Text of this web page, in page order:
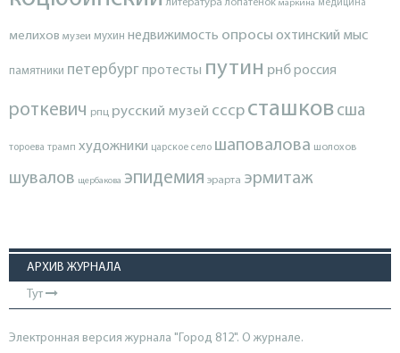
литература лопатенок маркина медицина
мелихов музеи мухин недвижимость опросы охтинский мыс
памятники петербургпротесты путин рнброссия
роткевич рпц русский музей ссср сташков сша
тороева трамп художники царское село шаповалова шолохов
шувалов щербакова эпидемия эрарта эрмитаж
АРХИВ ЖУРНАЛА
Тут
Электронная версия журнала "Город 812". О журнале.